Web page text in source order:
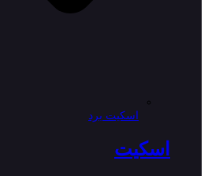
اسکیت برد
اسکیت